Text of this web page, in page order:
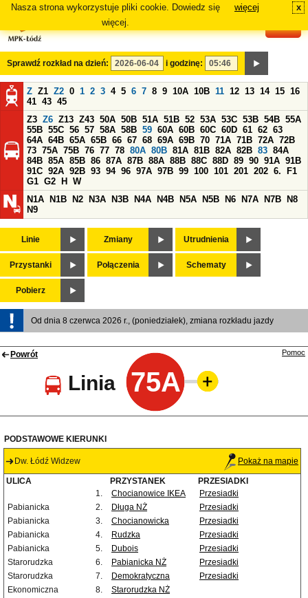
Nasza strona wykorzystuje pliki cookie. Dowiedz się
więcej.
więcej x
Sprawdź rozkład na dzień: i godzinę:
Z Z1 Z2 0 1 2 3 4 5 6 7 8 9 10A 10B 11 12 13 14 15 16
41 43 45
Z3 Z6 Z13 Z43 50A 50B 51A 51B 52 53A 53C 53B 54B 55A
55B 55C 56 57 58A 58B 59 60A 60B 60C 60D 61 62 63
64A 64B 65A 65B 66 67 68 69A 69B 70 71A 71B 72A 72B
73 75A 75B 76 77 78 80A 80B 81A 81B 82A 82B 83 84A
84B 85A 85B 86 87A 87B 88A 88B 88C 88D 89 90 91A 91B
91C 92A 92B 93 94 96 97A 97B 99 100 101 201 202 6.
F1
G1 G2 H
W
N1A
N1B N2 N3A N3B N4A N4B N5A N5B N6 N7A N7B
N8
N9
Linie Zmiany Utrudnienia
Przystanki Połączenia Schematy
Pobierz
Od dnia 8 czerwca 2026 r., (poniedziałek), zmiana rozkładu jazdy
Powrót
Linia 75A
Pomoc
PODSTAWOWE KIERUNKI
Dw. Łódź Widzew Pokaż na mapie
ULICA PRZYSTANEK
PRZESIADKI
1.
Chocianowice IKEA
Przesiadki
Pabianicka
2. Długa NŻ
Przesiadki
Pabianicka
3. Chocianowicka
Przesiadki
Pabianicka
4. Rudzka
Przesiadki
Pabianicka
5. Dubois
Przesiadki
Starorudzka
6. Pabianicka NŻ
Przesiadki
Starorudzka
7. Demokratyczna
Przesiadki
Ekonomiczna
8.
Starorudzka NŻ